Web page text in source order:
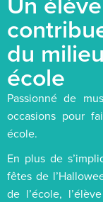
du
école
Passionné de
occasions pour
école.
En plus de
fêtes de
de l’école,